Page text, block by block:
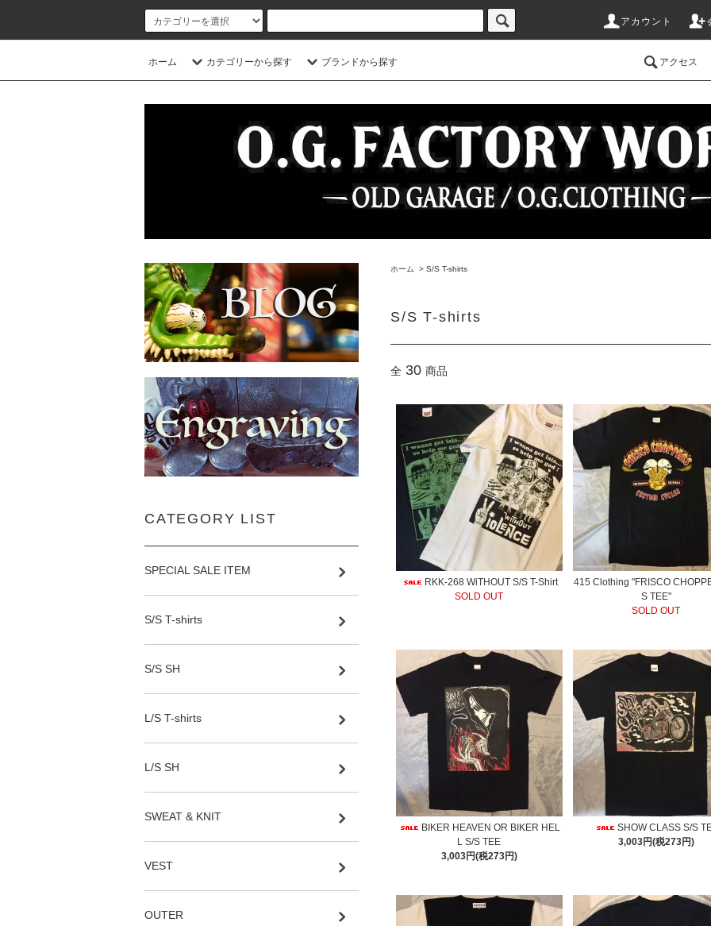
アカウント
ホーム カテゴリーから探す ブランドから探す アクセス
ホーム > S/S T-shirts
S/S T-shirts
全 30 商品
RKK-268 WiTHOUT S/S T-Shirt
SOLD OUT
415 Clothing "FRISCO
S TEE"
SOLD OUT
BIKER HEAVEN OR BIKER HEL
L S/S TEE
3,003円(税273円)
SHOW CLASS S/S
3,003円(税273円)
CATEGORY LIST
SPECIAL SALE ITEM
S/S T-shirts
S/S SH
L/S T-shirts
L/S SH
SWEAT & KNIT
VEST
OUTER